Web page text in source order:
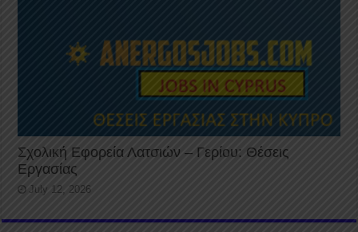
Σχολική Εφορεία Λατσιών – Γερίου: Θέσεις
Εργασίας
July 12, 2026